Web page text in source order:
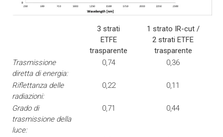
3 strati
ETFE
trasparente
1 strato IR-cut /
2 strati ETFE
trasparente
Trasmissione
diretta di energia:
0,74 0,36
Riflettanza delle
radiazioni:
0,22 0,11
Grado di
trasmissione della
luce:
0,71 0,44